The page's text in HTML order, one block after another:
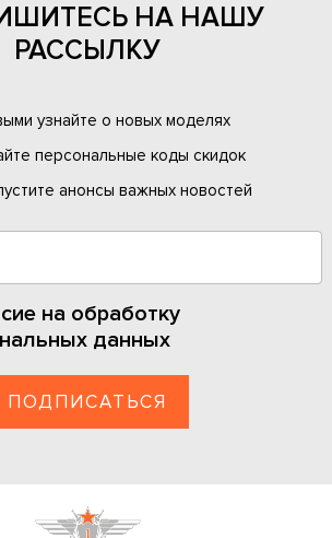
НА НАШУ
РАССЫЛКУ
узнайте о новых моделях
персональные коды скидок
анонсы важных новостей
на обработку
данных